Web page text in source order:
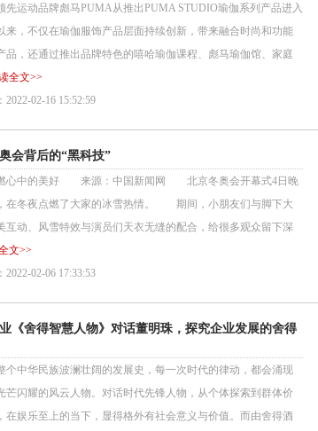
运动品牌彪马PUMA从推出PUMA STUDIO瑜伽系列产品进入
来，不仅在瑜伽服饰产品层面持续创新，带来融合时尚和功能
品，还通过推出品牌特色的嘻哈瑜伽课程、彪马瑜伽馆、家庭
全文>>
2022-02-16 15:52:59
会背后的“黑科技”
心中的美好 来源：中国新闻网 北京冬奥会开幕式4日晚
在冬夜点燃了大家的冰雪热情。 期间，小朋友们与脚下大
互动、风雪特效与演员们天衣无缝的配合，给很多观众留下深
文>>
2022-02-06 17:33:53
《舍得智慧人物》对话董明珠，探究企业发展的舍得
中华民族波澜壮阔的发展史，每一次时代的律动，都会涌现
芒闪耀的风云人物。对话时代先锋人物，从个体探索到群体价
在娱乐至上的当下，显得格外有社会意义与价值。而由舍得酒